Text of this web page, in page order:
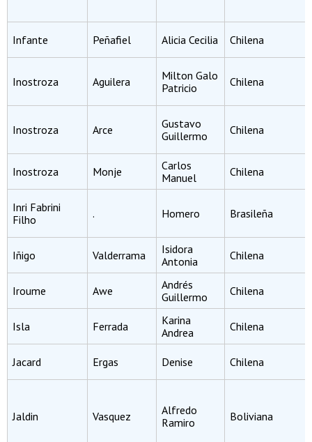
Infante Peñafiel Alicia Cecilia Chilena
Inostroza Aguilera
Milton Galo
Patricio
Chilena
Inostroza Arce
Gustavo
Guillermo
Chilena
Inostroza Monje
Carlos
Manuel
Chilena
Inri Fabrini
Filho
. Homero Brasileña
Iñigo Valderrama
Isidora
Antonia
Chilena
Iroume Awe
Andrés
Guillermo
Chilena
Isla Ferrada
Karina
Andrea
Chilena
Jacard Ergas Denise Chilena
Jaldin Vasquez
Alfredo
Ramiro
Boliviana